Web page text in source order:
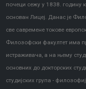
почеци сежу у 1838. годину
основан Лицеј. Данас је
све савремене токове
Филозофски факултет има
истраживача, а на њему
основних до докторских
студијских група -